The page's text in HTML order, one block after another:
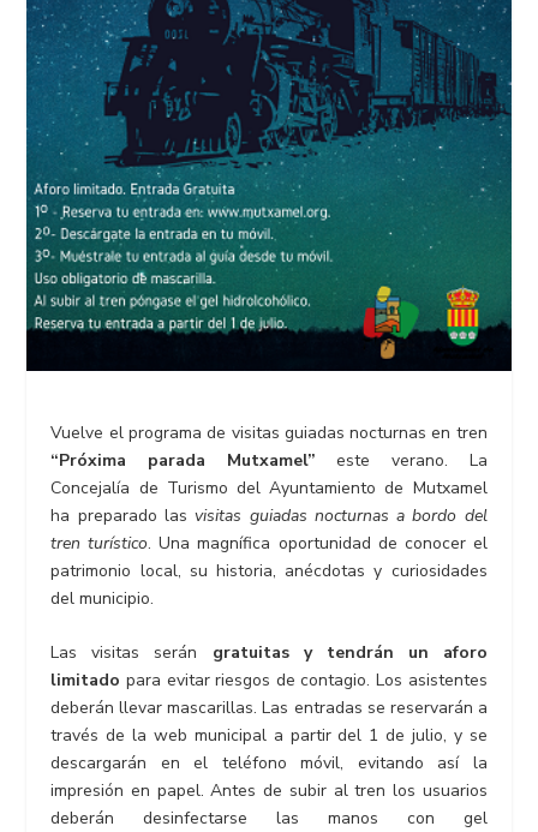
Vuelve el programa de visitas guiadas nocturnas en tren
“Próxima parada Mutxamel”este verano. La
Concejalía de Turismo del Ayuntamiento de Mutxamel
ha preparado lasvisitas guiadas nocturnas a bordo del
tren turístico. Una magnífica oportunidad de conocer el
patrimonio local, su historia, anécdotas y curiosidades
del municipio.
Las visitas serán gratuitas y tendrán un aforo
limitado para evitar riesgos de contagio. Los asistentes
deberán llevar mascarillas. Las entradas se reservarán a
través de la web municipal a partir del 1 de julio, y se
descargarán en el teléfono móvil, evitando así la
impresión en papel. Antes de subir al tren los usuarios
deberán desinfectarse las manos con gel